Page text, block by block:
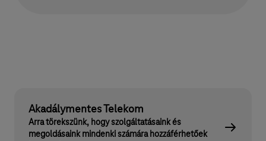
Akadálymentes Telekom
Arra törekszünk, hogy szolgáltatásaink és
megoldásaink mindenki számára hozzáférhetőek